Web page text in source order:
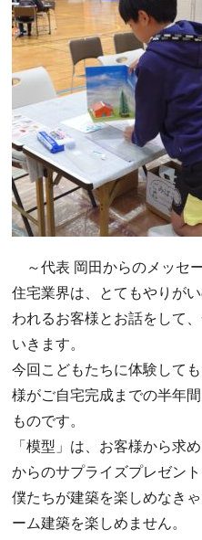
～代表 岡田からのメッセ
住宅業界は、とてもやりが
われるお客様とお話をして
いきます。
今回こどもたちに体験して
様がご自宅完成までの半年
ものです。
「模型」は、お客様から求
からのサプライズプレゼント
僕たちが建築を楽しめなき
ーム建築を楽しめません。